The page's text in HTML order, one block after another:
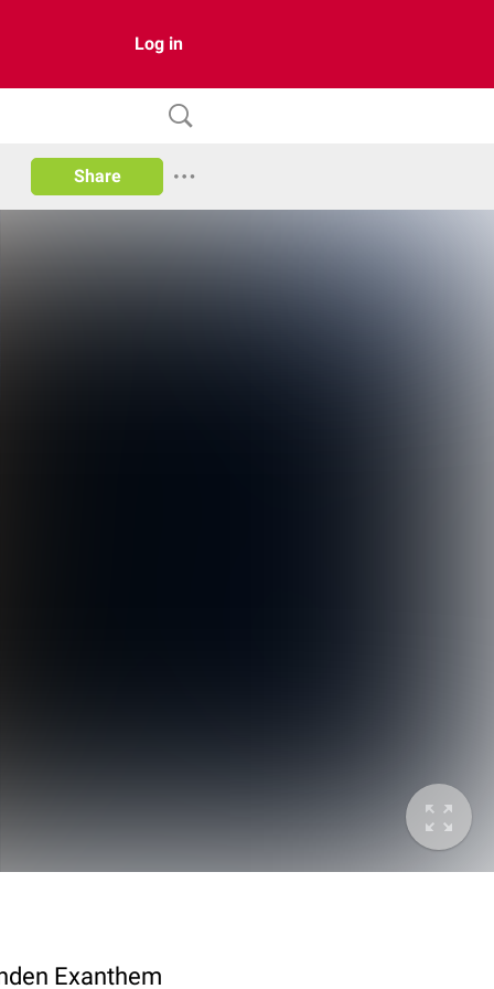
Log in
Share
Exanthem